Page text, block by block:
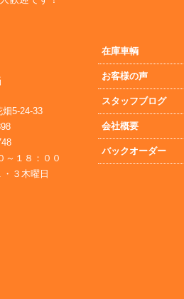
5-24-33
～１８：００
３木曜日
在庫車輌
お客様の声
スタッフブログ
会社概要
バックオーダー